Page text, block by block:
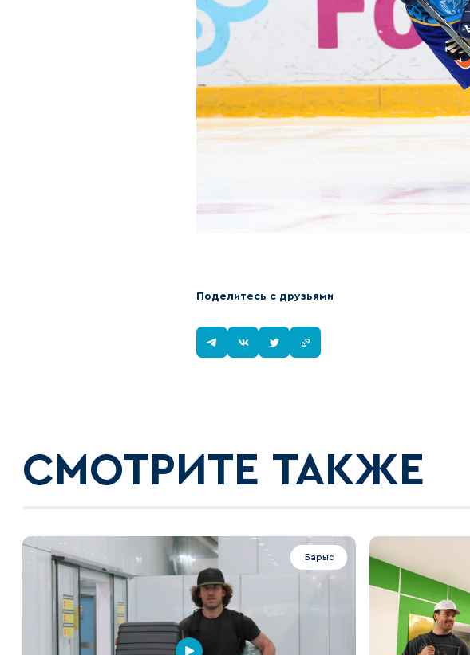
Поделитесь с друзьями
СМОТРИТЕ ТАКЖЕ
Барыс